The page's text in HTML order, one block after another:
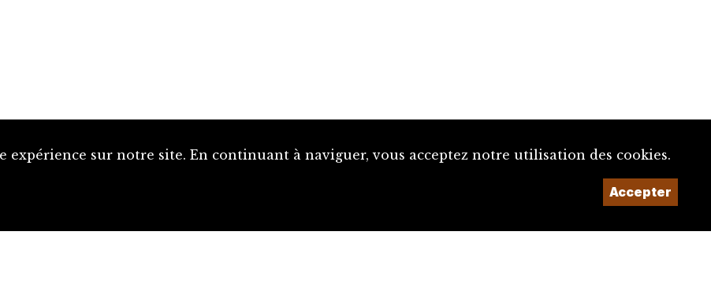
sur notre site. En continuant à naviguer, vous acceptez notre utilisation des cookies.
Accepter